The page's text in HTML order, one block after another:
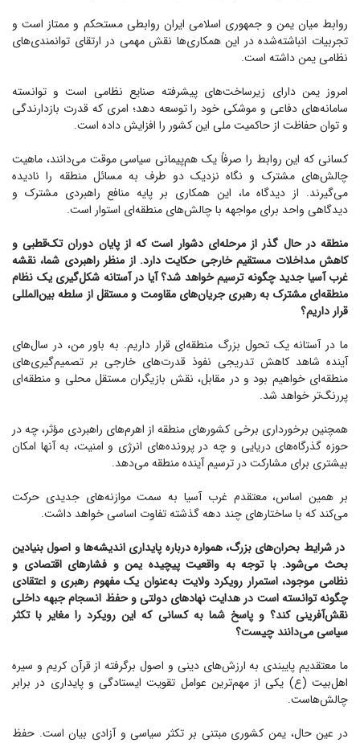
روابط میان یمن و جمهوری اسلامی ایران روابطی مستحکم و ممتاز است و
تجربیات انباشته‌شده در این همکاری‌ها نقش مهمی در ارتقای توانمندی‌های
نظامی یمن داشته است.
امروز یمن دارای زیرساخت‌های پیشرفته صنایع نظامی است و توانسته
سامانه‌های دفاعی و موشکی خود را توسعه دهد؛ امری که قدرت بازدارندگی
و توان حفاظت از حاکمیت ملی این کشور را افزایش داده است.
کسانی که این روابط را صرفاً یک هم‌پیمانی سیاسی موقت می‌دانند، ماهیت
چالش‌های مشترک و نگاه نزدیک دو طرف به مسائل منطقه را نادیده
می‌گیرند. از دیدگاه ما، این همکاری بر پایه منافع راهبردی مشترک و
دیدگاهی واحد برای مواجهه با چالش‌های منطقه‌ای استوار است.
منطقه در حال گذر از مرحله‌ای دشوار است که از پایان دوران تک‌قطبی و
کاهش مداخلات مستقیم خارجی حکایت دارد. از منظر راهبردی شما، نقشه
غرب آسیا جدید چگونه ترسیم خواهد شد؟ آیا در آستانه شکل‌گیری یک نظام
منطقه‌ای مشترک به رهبری جریان‌های مقاومت و مستقل از سلطه بین‌المللی
قرار داریم؟
ما در آستانه یک تحول بزرگ منطقه‌ای قرار داریم. به باور من، در سال‌های
آینده شاهد کاهش تدریجی نفوذ قدرت‌های خارجی بر تصمیم‌گیری‌های
منطقه‌ای خواهیم بود و در مقابل، نقش بازیگران مستقل محلی و منطقه‌ای
پررنگ‌تر خواهد شد.
همچنین برخورداری برخی کشور‌های منطقه از اهرم‌های راهبردی مؤثر، چه در
حوزه گذرگاه‌های دریایی و چه در پرونده‌های انرژی و امنیت، به آنها امکان
بیشتری برای مشارکت در ترسیم آینده منطقه می‌دهد.
بر همین اساس، معتقدم غرب آسیا به سمت موازنه‌های جدیدی حرکت
می‌کند که با ساختار‌های چند دهه گذشته تفاوت اساسی خواهد داشت.
در شرایط بحران‌های بزرگ، همواره درباره پایداری اندیشه‌ها و اصول بنیادین
بحث می‌شود. با توجه به واقعیت پیچیده یمن و فشار‌های اقتصادی و
نظامی موجود، استمرار رویکرد ولایت به‌عنوان یک مفهوم رهبری و اعتقادی
چگونه توانسته است در هدایت نهاد‌های دولتی و حفظ انسجام جبهه داخلی
نقش‌آفرینی کند؟ و پاسخ شما به کسانی که این رویکرد را مغایر با تکثر
سیاسی می‌دانند چیست؟
ما معتقدیم پایبندی به ارزش‌های دینی و اصول برگرفته از قرآن کریم و سیره
اهل‌بیت (ع) یکی از مهم‌ترین عوامل تقویت ایستادگی و پایداری در برابر
چالش‌هاست.
در عین حال، یمن کشوری مبتنی بر تکثر سیاسی و آزادی بیان است. حفظ